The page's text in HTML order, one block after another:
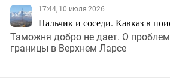
17:44, 10 июля 2026
Нальчик и соседи. Кавказ в
Таможня добро не дает. О
границы в Верхнем Ларсе